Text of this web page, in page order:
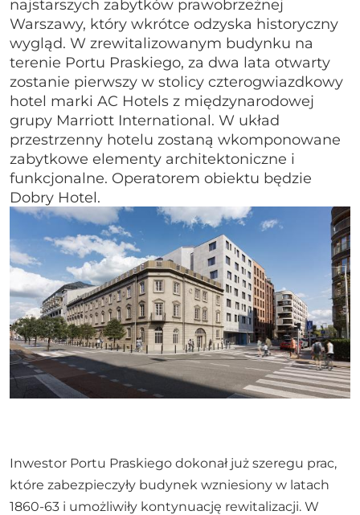
najstarszych zabytków prawobrzeżnej
Warszawy, który wkrótce odzyska historyczny
wygląd. W zrewitalizowanym budynku na
terenie Portu Praskiego, za dwa lata otwarty
zostanie pierwszy w stolicy czterogwiazdkowy
hotel marki AC Hotels z międzynarodowej
grupy Marriott International. W układ
przestrzenny hotelu zostaną wkomponowane
zabytkowe elementy architektoniczne i
funkcjonalne. Operatorem obiektu będzie
Dobry Hotel.
Inwestor Portu Praskiego dokonał już szeregu prac,
które zabezpieczyły budynek wzniesiony w latach
1860-63 i umożliwiły kontynuację rewitalizacji. W